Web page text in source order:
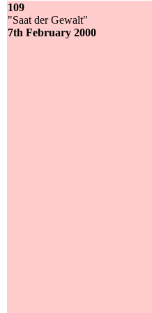
109
"Saat der Gewalt"
7th February 2000